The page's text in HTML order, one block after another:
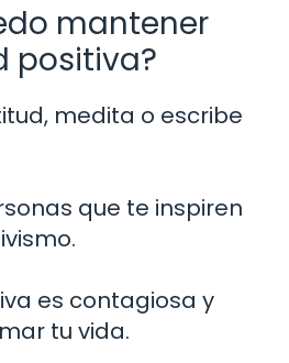
mantener
positiva?
medita o escribe
que te inspiren
es contagiosa y
tu vida.